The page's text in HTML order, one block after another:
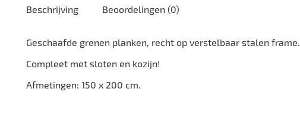
Beschrijving Beoordelingen (0)
Geschaafde grenen planken, recht op verstelbaar stalen frame.
Compleet met sloten en kozijn!
Afmetingen: 150 x 200 cm.